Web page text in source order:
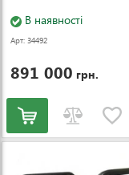
В наявності
Арт: 34492
891 000 грн.